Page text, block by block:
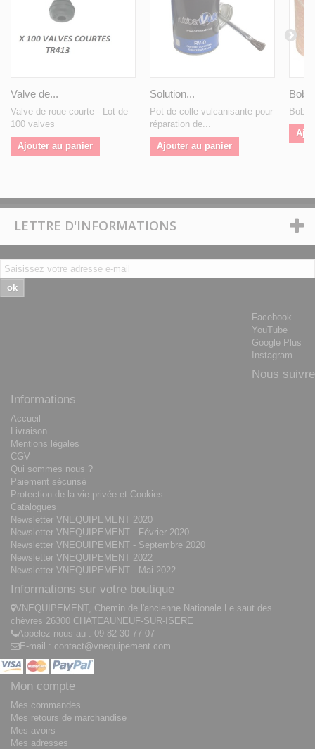
Valve de...
Valve de roue courte - Lot de
100 valves
Ajouter au panier
Solution...
Pot de colle vulcanisante pour
réparation de...
Ajouter au panier
LETTRE D'INFORMATIONS
ok
Facebook
YouTube
Google Plus
Instagram
Nous suivre
Informations
Accueil
Livraison
Mentions légales
CGV
Qui sommes nous ?
Paiement sécurisé
Protection de la vie privée et Cookies
Catalogues
Newsletter VNEQUIPEMENT 2020
Newsletter VNEQUIPEMENT - Février 2020
Newsletter VNEQUIPEMENT - Septembre 2020
Newsletter VNEQUIPEMENT 2022
Newsletter VNEQUIPEMENT - Mai 2022
Informations sur votre boutique
VNEQUIPEMENT, Chemin de l'ancienne Nationale Le saut des
chèvres 26300 CHATEAUNEUF-SUR-ISERE
Appelez-nous au : 09 82 30 77 07
E-mail : contact@vnequipement.com
Mon compte
Mes commandes
Mes retours de marchandise
Mes avoirs
Mes adresses